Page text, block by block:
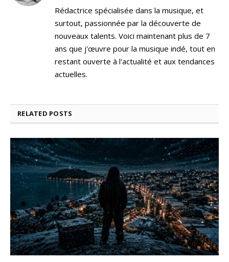
Rédactrice spécialisée dans la musique, et
surtout, passionnée par la découverte de
nouveaux talents. Voici maintenant plus de 7
ans que j'œuvre pour la musique indé, tout en
restant ouverte à l'actualité et aux tendances
actuelles.
RELATED POSTS